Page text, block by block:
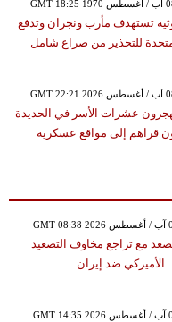
تستهدف مأرب ونجران وتدفع
للتحذير من صراع شامل
عشرات الأسر في الحديدة
قراهم إلى مواقع عسكرية
مع تراجع مخاوف التصعيد
الأميركي ضد إيران